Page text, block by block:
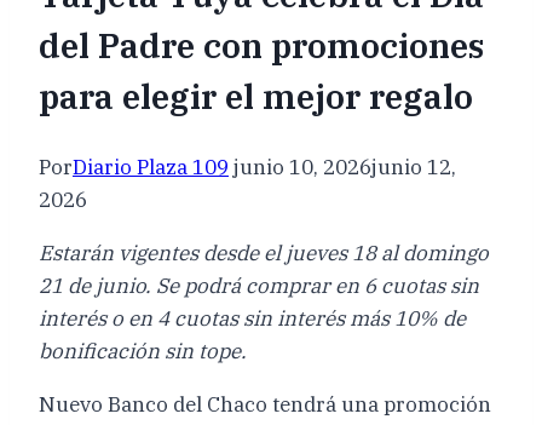
del Padre con promociones
para elegir el mejor regalo
PorDiario Plaza 109 junio 10, 2026junio 12,
2026
Estarán vigentes desde el jueves 18 al domingo
21 de junio. Se podrá comprar en 6 cuotas sin
interés o en 4 cuotas sin interés más 10% de
bonificación sin tope.
Nuevo Banco del Chaco tendrá una promoción